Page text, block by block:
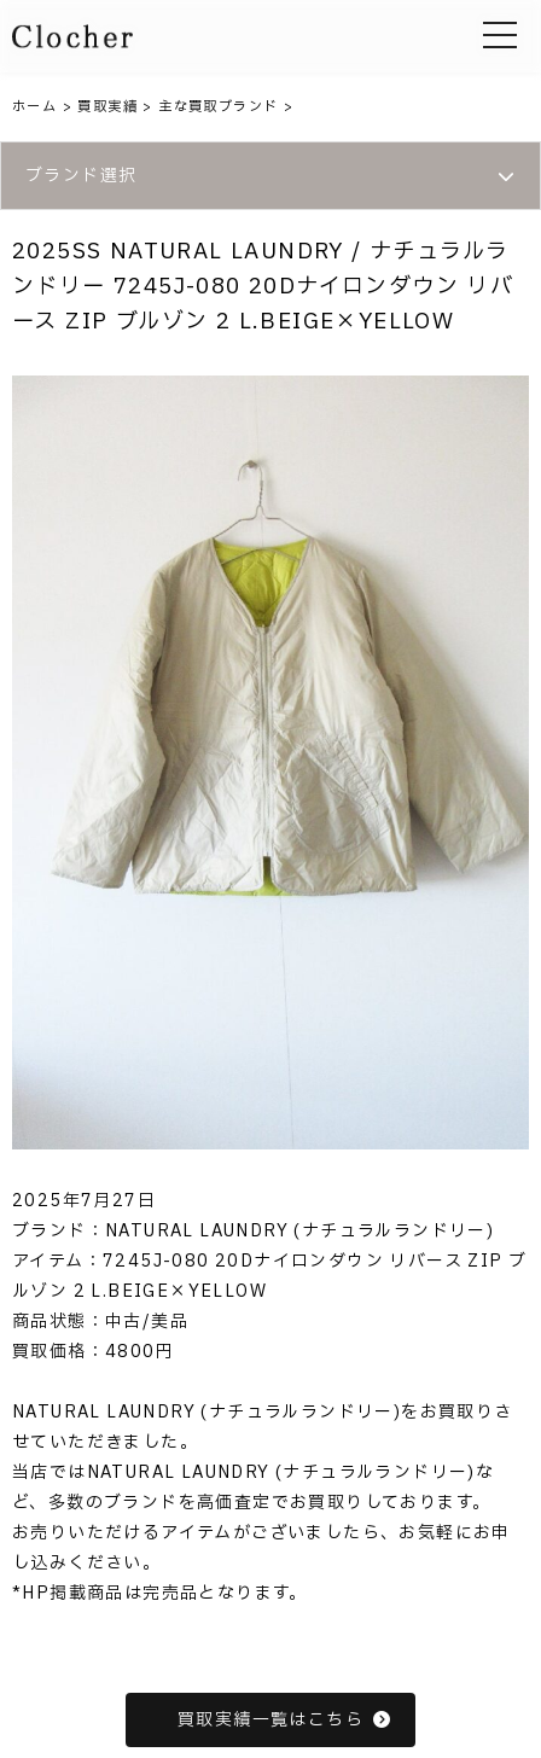
toggle
ホーム >買取実績 > 主な買取ブランド >
ブランド選択
2025SS NATURAL LAUNDRY / ナチュラルラ
ンドリー 7245J-080 20Dナイロンダウン リバ
ース ZIP ブルゾン 2 L.BEIGE×YELLOW
2025年7月27日
ブランド：NATURAL LAUNDRY (ナチュラルランドリー)
アイテム：7245J-080 20Dナイロンダウン リバース ZIP ブ
ルゾン 2 L.BEIGE×YELLOW
商品状態：中古/美品
買取価格：4800円
NATURAL LAUNDRY (ナチュラルランドリー)をお買取りさ
せていただきました。
当店ではNATURAL LAUNDRY (ナチュラルランドリー)な
ど、多数のブランドを高価査定でお買取りしております。
お売りいただけるアイテムがございましたら、お気軽にお申
し込みください。
*HP掲載商品は完売品となります。
買取実績一覧はこちら